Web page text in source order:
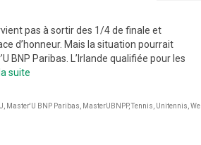
pas à sortir des 1/4 de finale et
d’honneur. Mais la situation pourrait
BNP Paribas. L’Irlande qualifiée pour les
suite­­
Master'U BNP Paribas MasterUBNPP,Tennis Unitennis We